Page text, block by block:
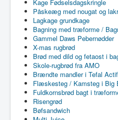
Kage Fødselsdagskringle
Påskeæg med nougat og
Lagkage grundkage
Bagning med træforme /
Gammel Daws Pebernødder
X-mas rugbrød
Brød med dild og fetaost i
Skole-rugbrød fra AMO
Brændte mandler i Tefal
Flæskesteg / Kamsteg i Big
Fuldkornsbrød bagt i
Risengrød
Bøfsandwich